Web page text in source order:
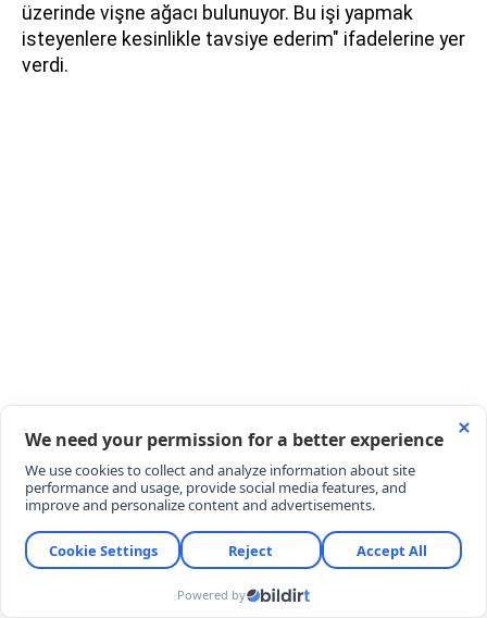
üzerinde vişne ağacı bulunuyor. Bu işi yapmak
isteyenlere kesinlikle tavsiye ederim" ifadelerine yer
verdi.